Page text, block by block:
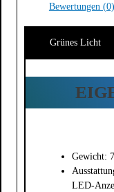
Bewertungen (0)
Grünes Licht
Gewicht:
LED-